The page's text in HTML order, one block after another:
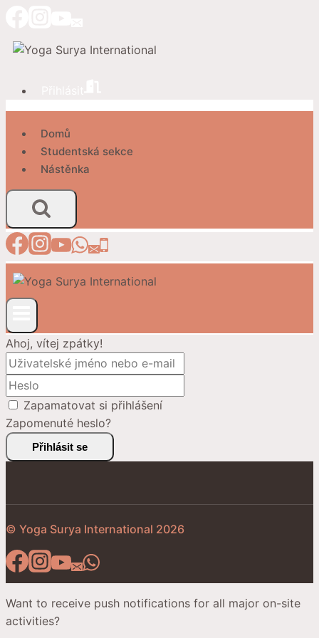
obsah
Domů
Studentská sekce
Nástěnka
Ahoj, vítej zpátky!
Zapamatovat si přihlášení
Zapomenuté heslo?
Přihlásit se
© Yoga Surya International 2026
Want to receive push notifications for all major on-site
activities?